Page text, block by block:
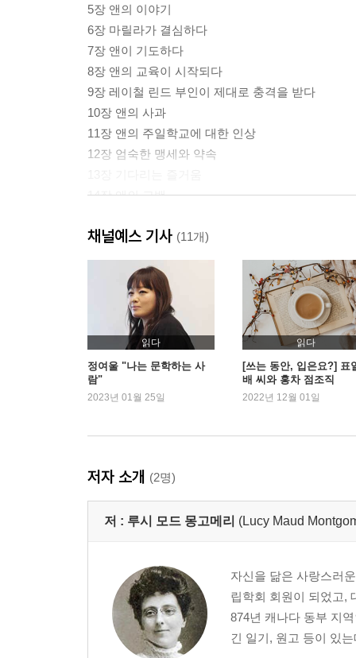
5장 앤의 이야기
6장 마릴라가 결심하다
7장 앤이 기도하다
8장 앤의 교육이 시작되다
9장 레이철 린드 부인이 제대로 충격을 받다
10장 앤의 사과
11장 앤의 주일학교에 대한 인상
12장 엄숙한 맹세와 약속
14장 앤의 고백
16장 다이애나를 초대했지만 비극으로 끝나다
17장 인생의 새로운 재미
18장 앤이 생명을 구하다
19장 발표회와 불행한 사건 그리고 고백
20장 지나친 상상력
21장 맛의 신기원
22장 앤이 목사관에 초대받다
23장 자존심을 지키려다 슬픔에 빠지다
24장 스테이시 선생님과 학생들이 발표회를 계획
28장 불쌍한 백합 아가씨
29장 앤의 삶에 획기적인 사건이 일어나다
30장 퀸스 입시 준비반이 만들어지다
32장 합격자 명단이 발표되다
33장 호텔 발표회
34장 퀸스의 여학생
35장 퀸스에서 보낸 겨울
36장 꿈과 영광
채널예스 기사 (11개)
읽다
정여울 "나는 문학하는 사
람"
2023년 01월 25일
읽다
[쓰는 동안, 입은요?] 표
배 씨와 홍차 점조직
2022년 12월 01일
저자 소개 (2명)
저 : 루시 모드 몽고메리 (Lucy Maud
자신을 닮은 사랑스러
립학회 회원이 되었고,
874년 캐나다 동부 지
긴 일기, 원고 등이 있